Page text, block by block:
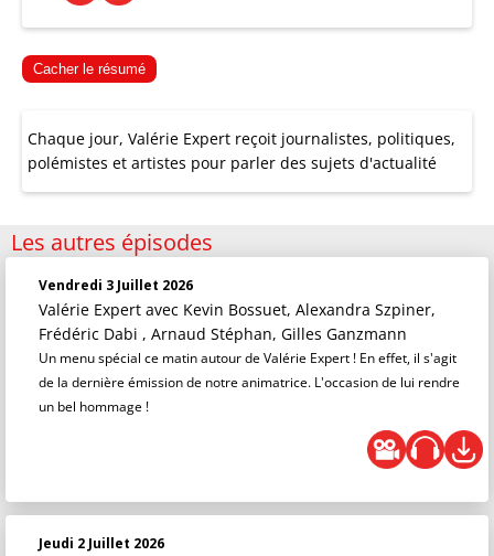
Cacher le résumé
Chaque jour, Valérie Expert reçoit journalistes, politiques,
polémistes et artistes pour parler des sujets d'actualité
Les autres épisodes
Vendredi 3 Juillet 2026
Valérie Expert avec Kevin Bossuet, Alexandra Szpiner,
Frédéric Dabi , Arnaud Stéphan, Gilles Ganzmann
Un menu spécial ce matin autour de Valérie Expert ! En effet, il s'agit
de la dernière émission de notre animatrice. L'occasion de lui rendre
un bel hommage !
Jeudi 2 Juillet 2026